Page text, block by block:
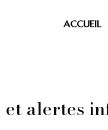
ACCUEIL
et alertes